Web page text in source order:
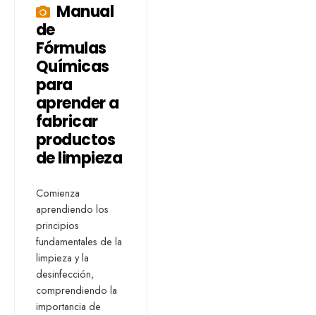
Manual
de
Fórmulas
Químicas
para
aprender a
fabricar
productos
de limpieza
Comienza
aprendiendo los
principios
fundamentales de la
limpieza y la
desinfección,
comprendiendo la
importancia de